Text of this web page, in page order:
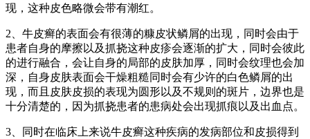
现，这种皮色略微会带有潮红。
2、牛皮癣的表面会有很薄的糠皮状鳞屑的出现，同时会由于
患者自身的摩擦以及抓挠这种皮疹会逐渐的扩大，同时会彼此
的进行融合，会让自身的局部的皮肤加厚，同时会纹理也会加
深，自身皮肤表面会干燥粗糙同时会有少许的白色鳞屑的出
现，而且皮肤皮损的表现为圆形以及不规则的斑片，边界也是
十分清楚的，因为抓挠患者的患病处会出现抓痕以及出血点。
3、同时在临床上来说牛皮癣这种疾病的发病部位和皮损得到